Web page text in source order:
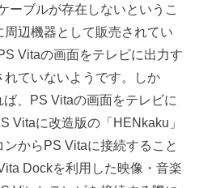
ーブルが存在しないというこ
辺機器として販売されてい
Vitaの画面をテレビに出力す
ていないようです。しか
、PS Vitaの画面をテレビに
Vitaに改造版の「HENkaku」
からPS Vitaに接続すること
Dockを利用した映像・音楽